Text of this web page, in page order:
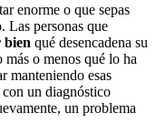
enorme o que sepas
Las personas que
bien qué desencadena su
más o menos qué lo ha
manteniendo esas
con un diagnóstico
un problema